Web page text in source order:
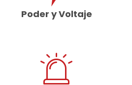
Poder y Voltaje